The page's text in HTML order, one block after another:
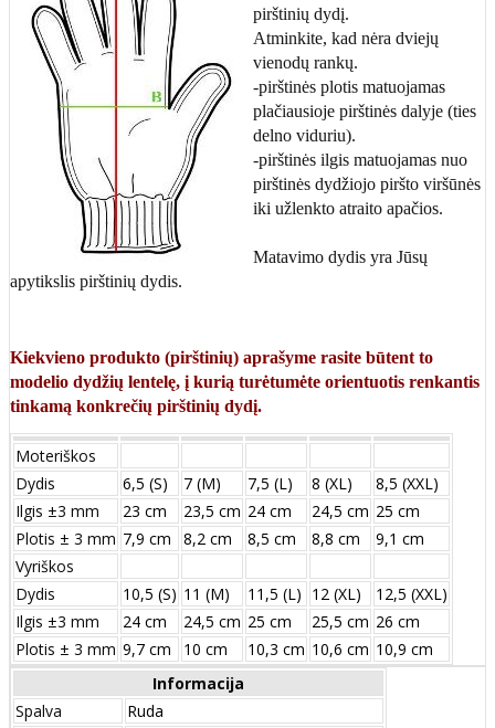
pirštinių dydį.
Atminkite, kad nėra dviejų
vienodų rankų.
-pirštinės plotis matuojamas
plačiausioje pirštinės dalyje (ties
delno viduriu).
-pirštinės ilgis matuojamas nuo
pirštinės dydžiojo piršto viršūnės
iki užlenkto atraito apačios.
Matavimo dydis yra Jūsų
apytikslis pirštinių dydis.
Kiekvieno produkto (pirštinių) aprašyme rasite būtent to
modelio dydžių lentelę, į kurią turėtumėte orientuotis renkantis
tinkamą konkrečių pirštinių dydį.
Moteriškos
Dydis
6,5 (S) 7 (M) 7,5 (L) 8 (XL)
8,5 (XXL)
Ilgis ±3 mm
23 cm 23,5 cm 24 cm 24,5 cm 25 cm
Plotis ± 3 mm 7,9 cm 8,2 cm 8,5 cm 8,8 cm
9,1 cm
Vyriškos
Dydis
10,5 (S) 11 (M) 11,5 (L) 12 (XL)
12,5 (XXL)
Ilgis ±3 mm
24 сm 24,5 сm 25 сm 25,5 сm 26 сm
Plotis ± 3 mm 9,7 сm 10 сm 10,3 сm 10,6 сm 10,9 сm
Informacija
Spalva
Ruda